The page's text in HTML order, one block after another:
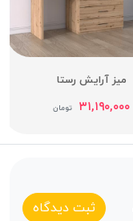
میز آرایش رستا
۳۱,۱۹۰,۰۰۰ تومان
ثبت دیدگاه